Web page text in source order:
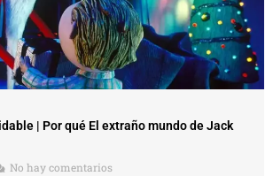
| Por qué El extraño mundo de Jack
No hay comentarios